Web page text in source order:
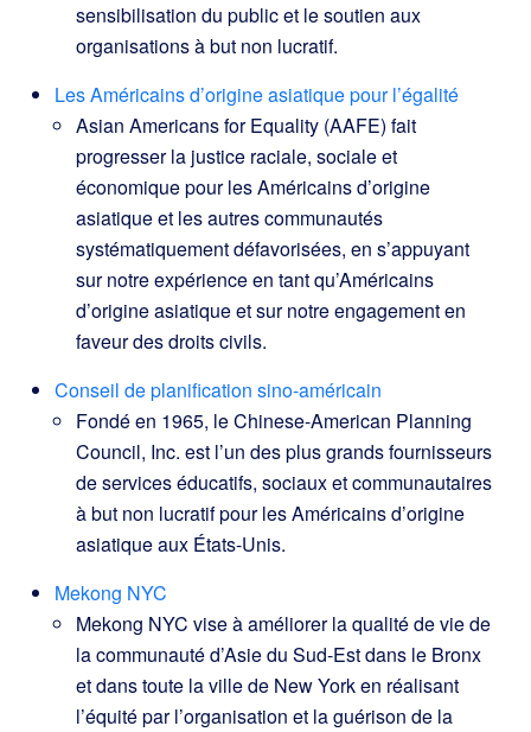
sensibilisation du public et le soutien aux
organisations à but non lucratif.
Les Américains d’origine asiatique pour l’égalité
Asian Americans for Equality (AAFE) fait
progresser la justice raciale, sociale et
économique pour les Américains d’origine
asiatique et les autres communautés
systématiquement défavorisées, en s’appuyant
sur notre expérience en tant qu’Américains
d’origine asiatique et sur notre engagement en
faveur des droits civils.
Conseil de planification sino-américain
Fondé en 1965, le Chinese-American Planning
Council, Inc. est l’un des plus grands fournisseurs
de services éducatifs, sociaux et communautaires
à but non lucratif pour les Américains d’origine
asiatique aux États-Unis.
Mekong NYC
Mekong NYC vise à améliorer la qualité de vie de
la communauté d’Asie du Sud-Est dans le Bronx
et dans toute la ville de New York en réalisant
l’équité par l’organisation et la guérison de la